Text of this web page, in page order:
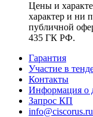
Цены и
характер и ни
публичной
435 ГК РФ.
Гарантия
Участие в
Контакты
Информация о
Запрос КП
info@ciscorus.ru